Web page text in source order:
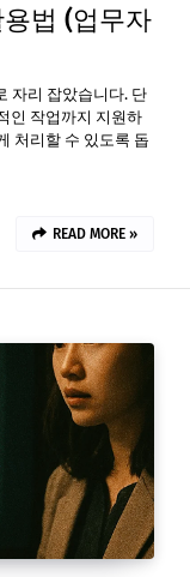
법 (업무자
자리 잡았습니다. 단
인 작업까지 지원하
처리할 수 있도록 돕
READ MORE »